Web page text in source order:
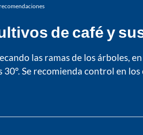
de café y
las ramas de los árboles,
Se recomienda control en